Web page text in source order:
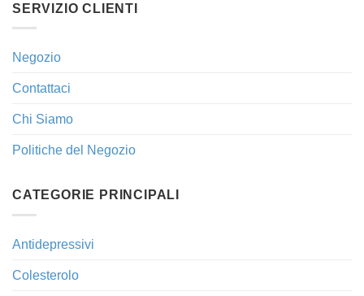
SERVIZIO CLIENTI
Negozio
Contattaci
Chi Siamo
Politiche del Negozio
CATEGORIE PRINCIPALI
Antidepressivi
Colesterolo